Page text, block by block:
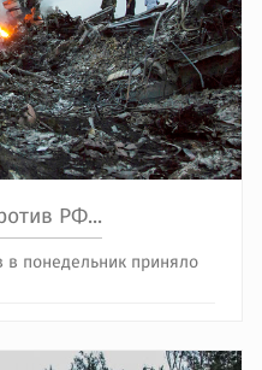
РФ...
в понедельник приняло